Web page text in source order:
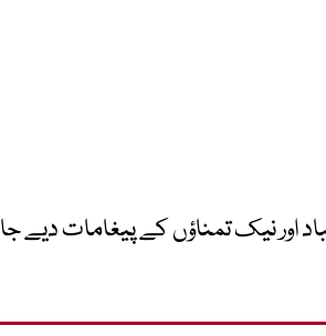
اور نیک تمناؤں کے پیغامات دیے جا